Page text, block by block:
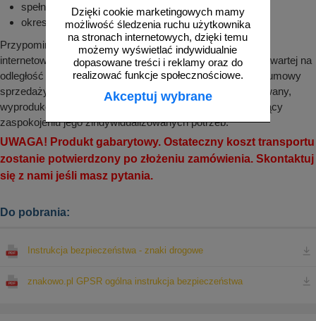
Dzięki cookie marketingowych mamy
możliwość śledzenia ruchu użytkownika
na stronach internetowych, dzięki temu
możemy wyświetlać indywidualnie
dopasowane treści i reklamy oraz do
realizować funkcje społecznościowe.
Akceptuj wybrane
spełniana norma, numer deklaracji
okres przydatności
Przypominamy, że zgodnie z pkt. 8.9 regulaminu sklepu
internetowego znakowo.pl prawo odstąpienia od umowy zawartej na
odległość nie przysługuje konsumentowi w odniesieniu do umowy
sprzedaży, której przedmiotem jest produkt nieprefabrykowany,
wyprodukowany według specyfikacji konsumenta lub służący
zaspokojeniu jego zindywidualizowanych potrzeb.
UWAGA! Produkt gabarytowy. Ostateczny koszt transportu
zostanie potwierdzony po złożeniu zamówienia. Skontaktuj
się z nami jeśli masz pytania.
Do pobrania:
Instrukcja bezpieczeństwa - znaki drogowe
znakowo.pl GPSR ogólna instrukcja bezpieczeństwa